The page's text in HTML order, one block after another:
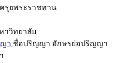
ครุยพระราชทาน
าวิทยาลัย
า ชื่อปริญญา อักษรย่อปริญญา